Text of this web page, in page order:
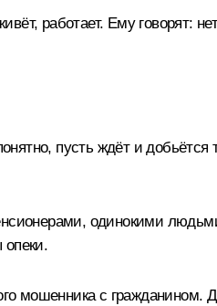
работает. Ему говорят:
пусть ждёт и
одинокими
опеки.
мошенника с гражданином.